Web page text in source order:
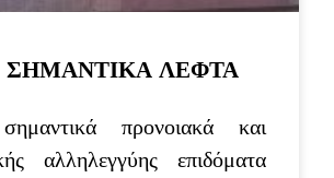
ΣΗΜΑΝΤΙΚΑ ΛΕΦΤΑ
προνοιακά και
αλληλεγγύης επιδόματα